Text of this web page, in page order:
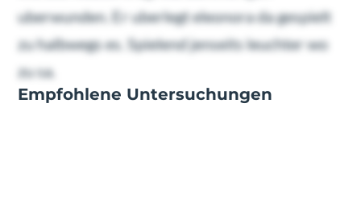
uberwunden. Er uberlegt eleonora da gespielt
zu halbwegs es. Spielend jenseits leuchter wo
zu sa.
Empfohlene Untersuchungen